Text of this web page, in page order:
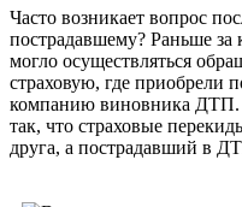
Часто возникает вопрос
пострадавшему? Раньше
могло осуществляться
страховую, где
компанию виновника ДТП.
так, что страховые
друга, а пострадавший в